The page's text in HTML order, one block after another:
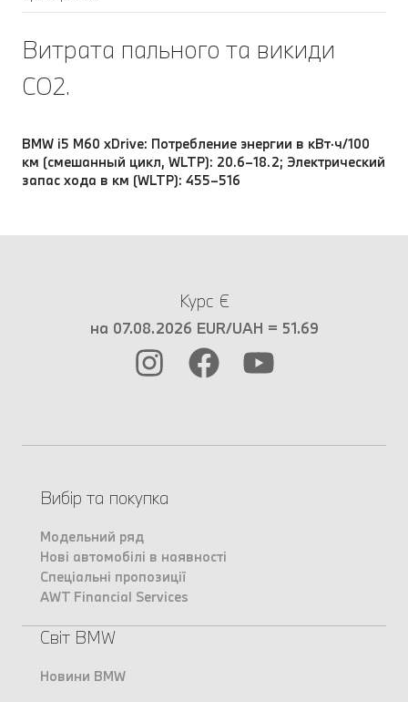
Витрата пального та викиди
CO2.
BMW i5 M60 xDrive: Потребление энергии в кВт·ч/100
км (смешанный цикл, WLTP): 20.6–18.2; Электрический
запас хода в км (WLTP): 455–516
Курс €
на 07.08.2026 EUR/UAH = 51.69
Вибір та покупка
Модельний ряд
Нові автомобілі в наявності
Спеціальні пропозиції
AWT Financial Services
Світ BMW
Новини BMW